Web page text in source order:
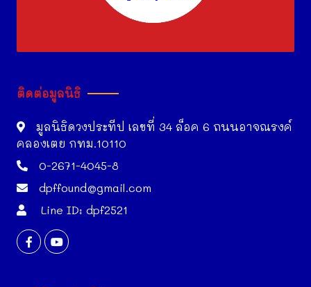
ติดต่อมูลนิธิ
มูลนิธิดวงประทีป เลขที่ 34 ล็อค 6 ถนนอาจณรงค์
คลองเตย กทม.10110
0-2671-4045-8
dpffound@gmail.com
Line ID: dpf2521